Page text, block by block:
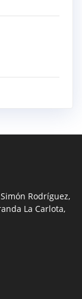
Rodríguez,
La Carlota,